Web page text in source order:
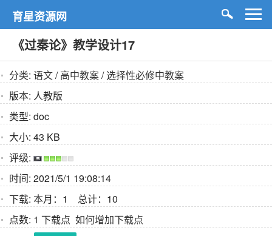
育星资源网
《过秦论》教学设计17
分类: 语文/高中教案/选择性必修中教案
版本: 人教版
类型: doc
大小: 43 KB
评级:
时间: 2021/5/1 19:08:14
下载: 本月：1 总计：10
点数: 1 下载点 如何增加下载点